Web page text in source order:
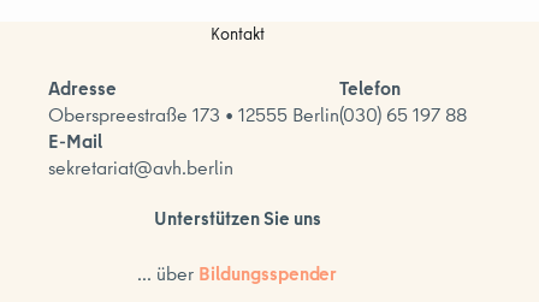
Kontakt
Adresse
Oberspreestraße 173 • 12555 Berlin
Telefon
(030) 65 197 88
E-Mail
sekretariat@avh.berlin
Unterstützen Sie uns
... über Bildungsspender